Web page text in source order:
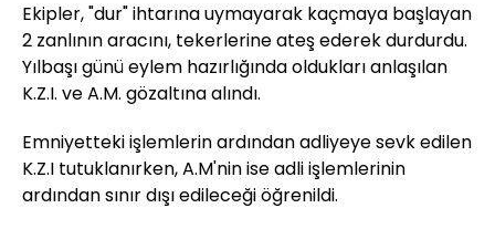
Ekipler, "dur" ihtarına uymayarak kaçmaya başlayan
2 zanlının aracını, tekerlerine ateş ederek durdurdu.
Yılbaşı günü eylem hazırlığında oldukları anlaşılan
K.Z.I. ve A.M. gözaltına alındı.
Emniyetteki işlemlerin ardından adliyeye sevk edilen
K.Z.I tutuklanırken, A.M'nin ise adli işlemlerinin
ardından sınır dışı edileceği öğrenildi.